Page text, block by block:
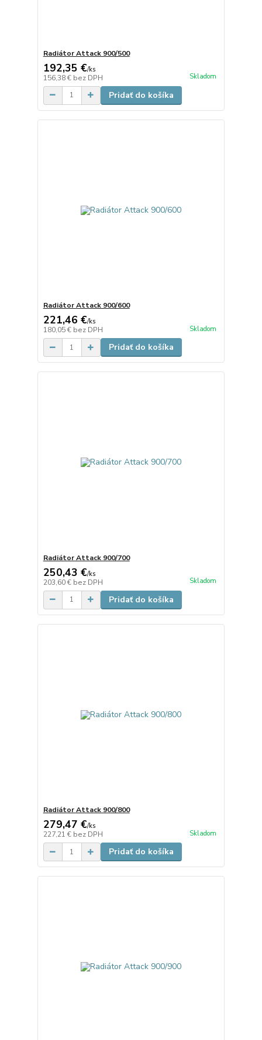
Radiátor Attack 900/500
192,35 €/ks
156,38 € bez DPH Skladom
Pridať do košíka
Radiátor Attack 900/600
221,46 €/ks
180,05 € bez DPH Skladom
Pridať do košíka
Radiátor Attack 900/700
250,43 €/ks
203,60 € bez DPH Skladom
Pridať do košíka
Radiátor Attack 900/800
279,47 €/ks
227,21 € bez DPH Skladom
Pridať do košíka